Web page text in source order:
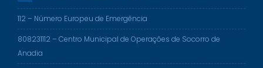
112 – Número Europeu de Emergência
808231112 – Centro Municipal de Operações de Socorro de
Anadia